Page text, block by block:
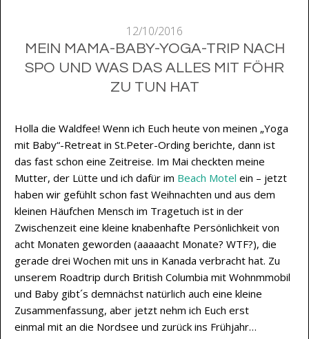
12/10/2016
MEIN MAMA-BABY-YOGA-TRIP NACH
SPO UND WAS DAS ALLES MIT FÖHR
ZU TUN HAT
Holla die Waldfee! Wenn ich Euch heute von meinen „Yoga
mit Baby“-Retreat in St.Peter-Ording berichte, dann ist
das fast schon eine Zeitreise. Im Mai checkten meine
Mutter, der Lütte und ich dafür im Beach Motel ein – jetzt
haben wir gefühlt schon fast Weihnachten und aus dem
kleinen Häufchen Mensch im Tragetuch ist in der
Zwischenzeit eine kleine knabenhafte Persönlichkeit von
acht Monaten geworden (aaaaacht Monate? WTF?), die
gerade drei Wochen mit uns in Kanada verbracht hat. Zu
unserem Roadtrip durch British Columbia mit Wohnmmobil
und Baby gibt´s demnächst natürlich auch eine kleine
Zusammenfassung, aber jetzt nehm ich Euch erst
einmal mit an die Nordsee und zurück ins Frühjahr…